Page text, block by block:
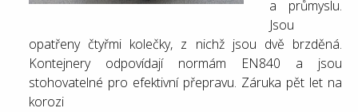
a průmyslu.
Jsou
opatřeny čtyřmi kolečky, z nichž jsou dvě brzděná.
Kontejnery odpovídají normám EN840 a jsou
stohovatelné pro efektivní přepravu. Záruka pět let na
korozi